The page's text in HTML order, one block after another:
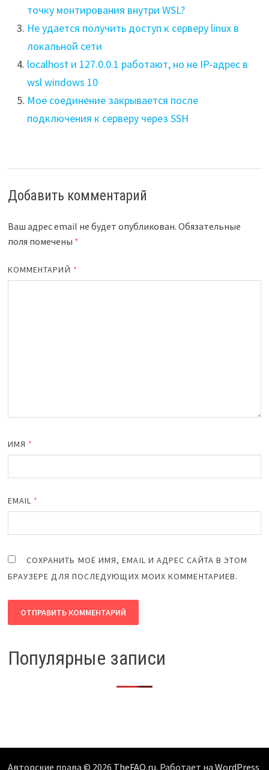
точку монтирования внутри WSL?
Не удается получить доступ к серверу linux в
локальной сети
localhost и 127.0.0.1 работают, но не IP-адрес в
wsl windows 10
Мое соединение закрывается после
подключения к серверу через SSH
Добавить комментарий
Ваш адрес email не будет опубликован. Обязательные
поля помечены *
КОММЕНТАРИЙ *
ИМЯ *
EMAIL *
СОХРАНИТЬ МОЁ ИМЯ, EMAIL И АДРЕС САЙТА В ЭТОМ
БРАУЗЕРЕ ДЛЯ ПОСЛЕДУЮЩИХ МОИХ КОММЕНТАРИЕВ.
Популярные записи
Авторские права © 2026 TheFAQ.ru. Работает на WordPress